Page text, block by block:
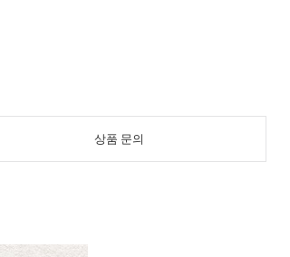
상품 문의